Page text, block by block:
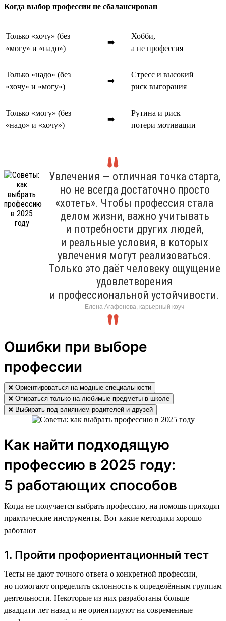
Когда выбор профессии не сбалансирован
Только «хочу» (без
«могу» и «надо»)
➡️
Хобби,
а не профессия
Только «надо» (без
«хочу» и «могу»)
➡️
Стресс и высокий
риск выгорания
Только «могу» (без
«надо» и «хочу»)
➡️
Рутина и риск
потери мотивации
Увлечения — отличная точка старта,
но не всегда достаточно просто
«хотеть». Чтобы профессия стала
делом жизни, важно учитывать
и потребности других людей,
и реальные условия, в которых
увлечения могут реализоваться.
Только это даёт человеку ощущение
удовлетворения
и профессиональной устойчивости.
Елена Агафонова, карьерный коуч
Ошибки при выборе
профессии
❌ Ориентироваться на модные специальности
❌ Опираться только на любимые предметы в школе
❌ Выбирать под влиянием родителей и друзей
Как найти подходящую
профессию в 2025 году:
5 работающих способов
Когда не получается выбрать профессию, на помощь приходят
практические инструменты. Вот какие методики хорошо
работают
1. Пройти профориентационный тест
Тесты не дают точного ответа о конкретной профессии,
но помогают определить склонность к определённым группам
деятельности. Некоторые из них разработаны больше
двадцати лет назад и не ориентируют на современные